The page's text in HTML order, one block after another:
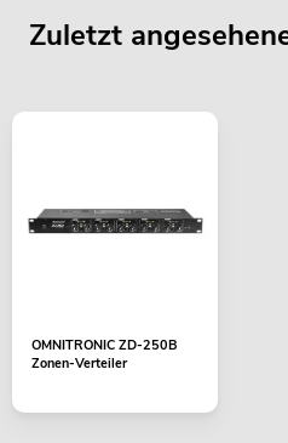
Zuletzt
OMNITRONIC ZD-250B
Zonen-Verteiler